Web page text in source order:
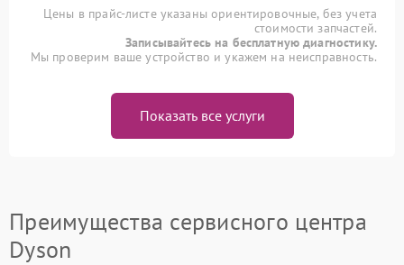
Цены в прайс-листе указаны ориентировочные, без учета
стоимости запчастей.
Записывайтесь на бесплатную диагностику.
Мы проверим ваше устройство и укажем на неисправность.
Показать все услуги
Преимущества сервисного центра
Dyson